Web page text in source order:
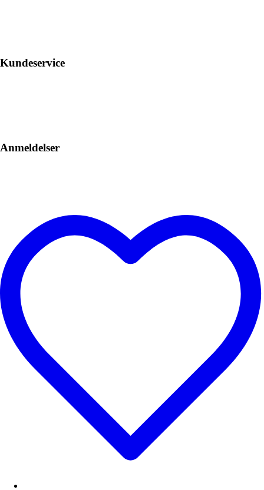
Kundeservice
Anmeldelser